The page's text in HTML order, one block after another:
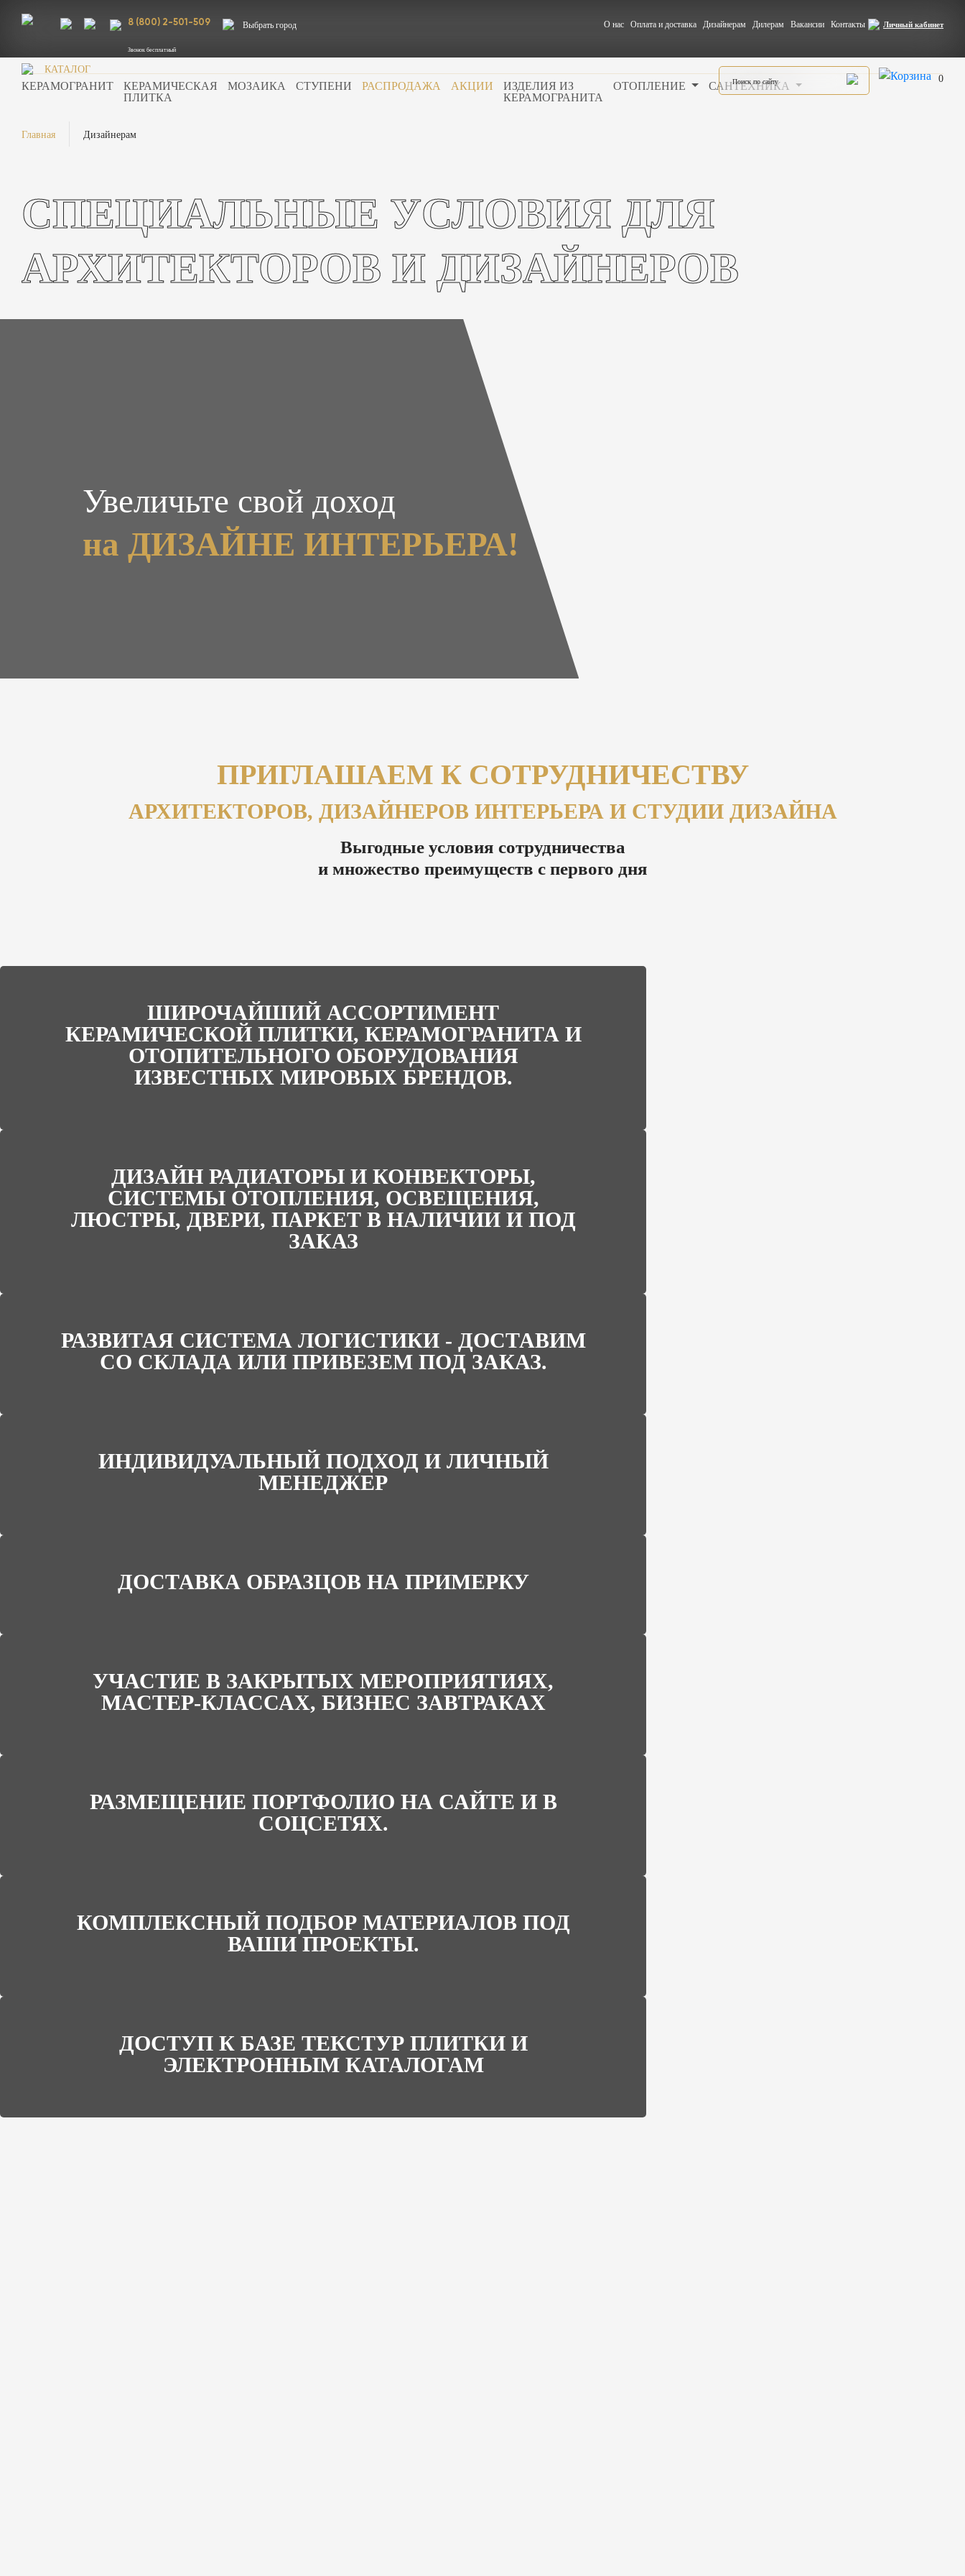
8 (800) 2-501-509
Звонок бесплатный
Выбрать город О нас Оплата и доставка Дизайнерам Дилерам Вакансии Контакты Личный кабинет
КАТАЛОГ
КЕРАМОГРАНИТ
КЕРАМИЧЕСКАЯ
ПЛИТКА
МОЗАИКА СТУПЕНИ РАСПРОДАЖА АКЦИИ
ИЗДЕЛИЯ ИЗ
КЕРАМОГРАНИТА
ОТОПЛЕНИЕ САНТЕХНИКА
0
Главная Дизайнерам
СПЕЦИАЛЬНЫЕ УСЛОВИЯ ДЛЯ
АРХИТЕКТОРОВ И ДИЗАЙНЕРОВ
Увеличьте свой доход
на ДИЗАЙНЕ ИНТЕРЬЕРА!
ПРИГЛАШАЕМ К СОТРУДНИЧЕСТВУ
АРХИТЕКТОРОВ, ДИЗАЙНЕРОВ ИНТЕРЬЕРА И СТУДИИ ДИЗАЙНА
Выгодные условия сотрудничества
и множество преимуществ с первого дня
ШИРОЧАЙШИЙ АССОРТИМЕНТ
КЕРАМИЧЕСКОЙ ПЛИТКИ, КЕРАМОГРАНИТА И
ОТОПИТЕЛЬНОГО ОБОРУДОВАНИЯ
ИЗВЕСТНЫХ МИРОВЫХ БРЕНДОВ.
ДИЗАЙН РАДИАТОРЫ И КОНВЕКТОРЫ,
СИСТЕМЫ ОТОПЛЕНИЯ, ОСВЕЩЕНИЯ,
ЛЮСТРЫ, ДВЕРИ, ПАРКЕТ В НАЛИЧИИ И ПОД
ЗАКАЗ
РАЗВИТАЯ СИСТЕМА ЛОГИСТИКИ - ДОСТАВИМ
СО СКЛАДА ИЛИ ПРИВЕЗЕМ ПОД ЗАКАЗ.
ИНДИВИДУАЛЬНЫЙ ПОДХОД И ЛИЧНЫЙ
МЕНЕДЖЕР
ДОСТАВКА ОБРАЗЦОВ НА ПРИМЕРКУ
УЧАСТИЕ В ЗАКРЫТЫХ МЕРОПРИЯТИЯХ,
МАСТЕР-КЛАССАХ, БИЗНЕС ЗАВТРАКАХ
РАЗМЕЩЕНИЕ ПОРТФОЛИО НА САЙТЕ И В
СОЦСЕТЯХ.
КОМПЛЕКСНЫЙ ПОДБОР МАТЕРИАЛОВ ПОД
ВАШИ ПРОЕКТЫ.
ДОСТУП К БАЗЕ ТЕКСТУР ПЛИТКИ И
ЭЛЕКТРОННЫМ КАТАЛОГАМ